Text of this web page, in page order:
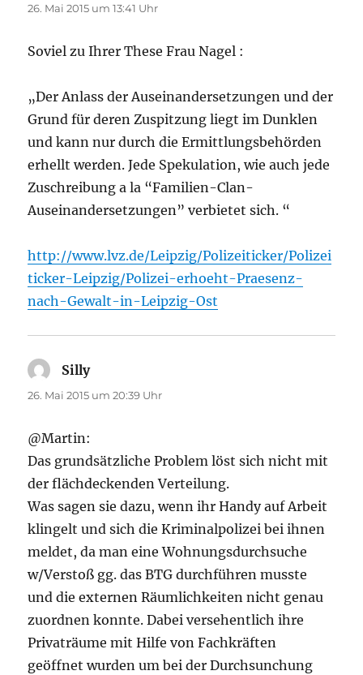
26. Mai 2015 um 13:41 Uhr
Soviel zu Ihrer These Frau Nagel :
„Der Anlass der Auseinandersetzungen und der
Grund für deren Zuspitzung liegt im Dunklen
und kann nur durch die Ermittlungsbehörden
erhellt werden. Jede Spekulation, wie auch jede
Zuschreibung a la “Familien-Clan-
Auseinandersetzungen” verbietet sich. “
http://www.lvz.de/Leipzig/Polizeiticker/Polizei
ticker-Leipzig/Polizei-erhoeht-Praesenz-
nach-Gewalt-in-Leipzig-Ost
Sillysagt:
26. Mai 2015 um 20:39 Uhr
@Martin:
Das grundsätzliche Problem löst sich nicht mit
der flächdeckenden Verteilung.
Was sagen sie dazu, wenn ihr Handy auf Arbeit
klingelt und sich die Kriminalpolizei bei ihnen
meldet, da man eine Wohnungsdurchsuche
w/Verstoß gg. das BTG durchführen musste
und die externen Räumlichkeiten nicht genau
zuordnen konnte. Dabei versehentlich ihre
Privaträume mit Hilfe von Fachkräften
geöffnet wurden um bei der Durchsunchung